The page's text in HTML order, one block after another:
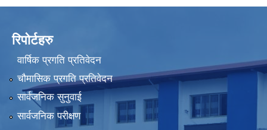
रिपोर्टहरु
वार्षिक प्रगति प्रतिवेदन
चौमासिक प्रगति प्रतिवेदन
सार्वजनिक सुनुवाई
सार्वजनिक परीक्षण